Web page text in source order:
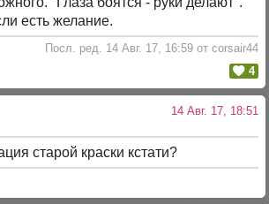
есть желание.
Посл. ред. 14 Авг. 17, 16:59 от corsair44
4
14 Авг. 17, 18:51
старой краски кстати?